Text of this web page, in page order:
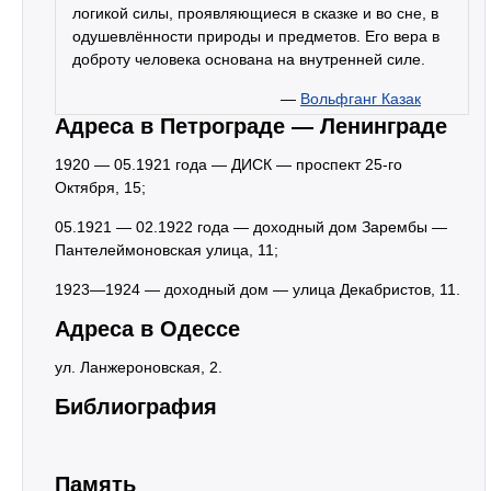
логикой силы, проявляющиеся в сказке и во сне, в
одушевлённости природы и предметов. Его вера в
доброту человека основана на внутренней силе.
— Вольфганг Казак
Адреса в Петрограде — Ленинграде
1920 — 05.1921 года — ДИСК — проспект 25-го
Октября, 15;
05.1921 — 02.1922 года — доходный дом Зарембы —
Пантелеймоновская улица, 11;
1923—1924 — доходный дом — улица Декабристов, 11.
Адреса в Одессе
ул. Ланжероновская, 2.
Библиография
Память